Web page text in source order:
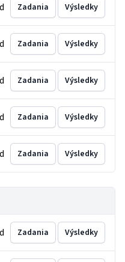
Zadania Výsledky
Zadania Výsledky
Zadania Výsledky
Zadania Výsledky
Zadania Výsledky
Zadania Výsledky